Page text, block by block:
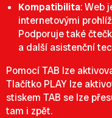
Kompatibilita: Web
internetovými
Podporuje také
a další asistenční
Pomocí TAB lze
Tlačítko PLAY lze
stiskem TAB se lze
tam i zpět.